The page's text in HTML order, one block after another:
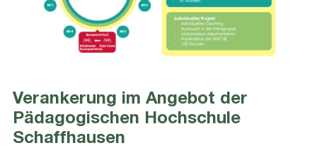
Verankerung im Angebot der
Pädagogischen Hochschule
Schaffhausen